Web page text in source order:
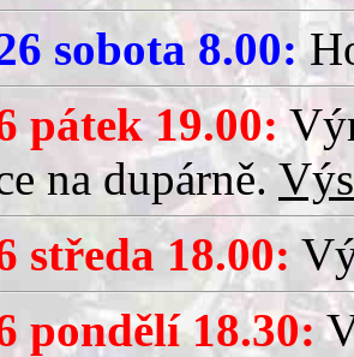
sobota 8.00:
pátek 19.00:
na dupárně.
středa 18.00:
pondělí 18.30: